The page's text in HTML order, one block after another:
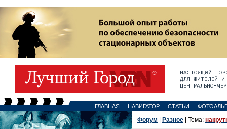
ГЛАВНАЯ НАВИГАТОР СТАТЬИ
Форум Разное | Тема: